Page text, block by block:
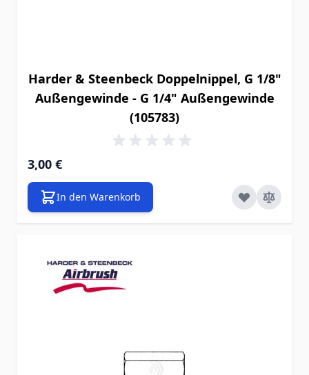
Harder & Steenbeck Doppelnippel, G 1/8"
Außengewinde - G 1/4" Außengewinde
(105783)
3,00 €
In den Warenkorb